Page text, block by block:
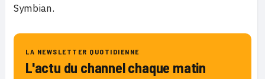
Symbian.
LA NEWSLETTER QUOTIDIENNE
L'actu du channel chaque matin